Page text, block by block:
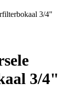
3/4"
3/4"